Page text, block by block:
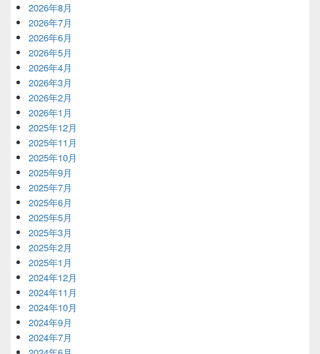
2026年8月
2026年7月
2026年6月
2026年5月
2026年4月
2026年3月
2026年2月
2026年1月
2025年12月
2025年11月
2025年10月
2025年9月
2025年7月
2025年6月
2025年5月
2025年3月
2025年2月
2025年1月
2024年12月
2024年11月
2024年10月
2024年9月
2024年7月